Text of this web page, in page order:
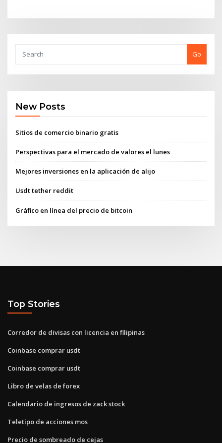
Go
New Posts
Sitios de comercio binario gratis
Perspectivas para el mercado de valores el lunes
Mejores inversiones en la aplicación de alijo
Usdt tether reddit
Gráfico en línea del precio de bitcoin
Top Stories
Corredor de divisas con licencia en filipinas
Coinbase comprar usdt
Coinbase comprar usdt
Libro de velas de forex
Calendario de ingresos de zack stock
Teletipo de acciones mos
Precio de sombreado de cejas